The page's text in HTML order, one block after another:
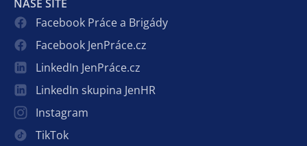
NAŠE SÍTĚ
Facebook Práce a Brigády
Facebook JenPráce.cz
LinkedIn JenPráce.cz
LinkedIn skupina JenHR
Instagram
TikTok